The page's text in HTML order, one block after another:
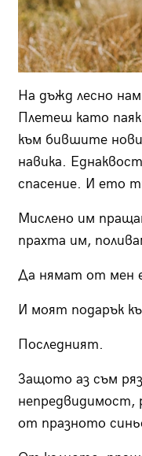
На дъжд лесно
Плетеш като
към бившите
навика.
спасение. И ето
Мислено им
прахта им,
Да нямат от мен
И моят подарък
Последният.
Защото аз съм
от празното